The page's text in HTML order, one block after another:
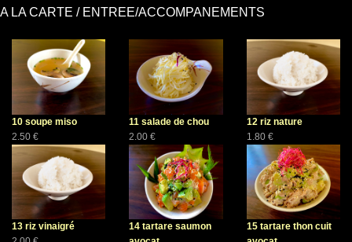
A LA CARTE / ENTREE/ACCOMPANEMENTS
10 soupe miso
2.50 €
11 salade de chou
2.00 €
12 riz nature
1.80 €
13 riz vinaigré
14 tartare saumon
15 tartare thon cuit